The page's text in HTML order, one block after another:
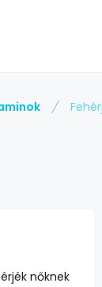
nőknek